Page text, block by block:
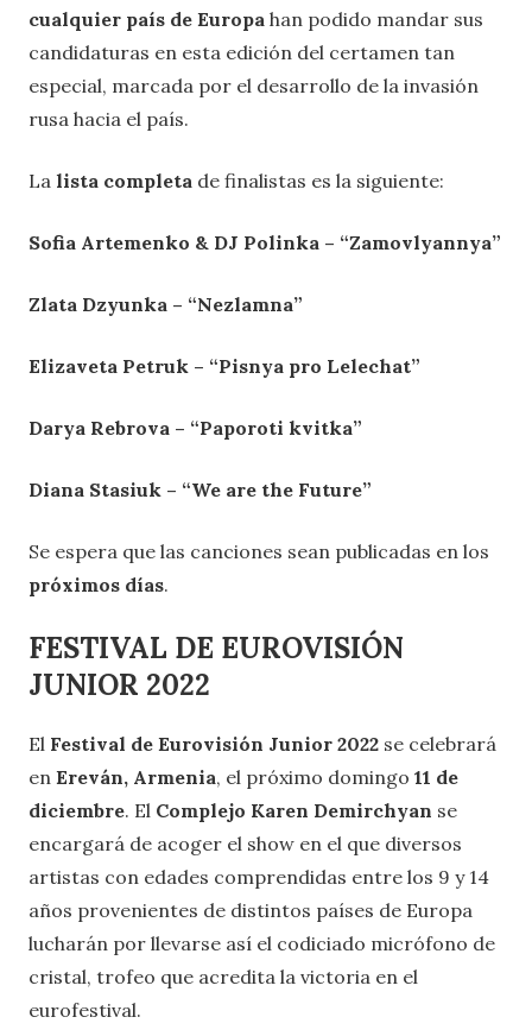
cualquier país de Europa han podido mandar sus
candidaturas en esta edición del certamen tan
especial, marcada por el desarrollo de la invasión
rusa hacia el país.
La lista completa de finalistas es la siguiente:
Sofia Artemenko & DJ Polinka – “Zamovlyannya”
Zlata Dzyunka – “Nezlamna”
Elizaveta Petruk – “Pisnya pro Lelechat”
Darya Rebrova – “Paporoti kvitka”
Diana Stasiuk – “We are the Future”
Se espera que las canciones sean publicadas en los
próximos días.
FESTIVAL DE EUROVISIÓN
JUNIOR 2022
El Festival de Eurovisión Junior 2022 se celebrará
en Ereván, Armenia, el próximo domingo 11 de
diciembre. El Complejo Karen Demirchyan se
encargará de acoger el show en el que diversos
artistas con edades comprendidas entre los 9 y 14
años provenientes de distintos países de Europa
lucharán por llevarse así el codiciado micrófono de
cristal, trofeo que acredita la victoria en el
eurofestival.